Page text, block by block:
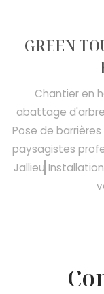
GREEN
Chantier en
abattage
Pose de
paysagistes
Jallieu